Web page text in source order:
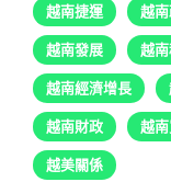
越南捷運 越
越南發展 越
越南經濟增長
越南財政 越
越美關係